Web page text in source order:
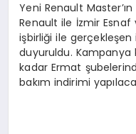
Yeni Renault
Renault ile İzmir Esnaf
işbirliği ile
duyuruldu. Kampanya
kadar Ermat
bakım indirimi